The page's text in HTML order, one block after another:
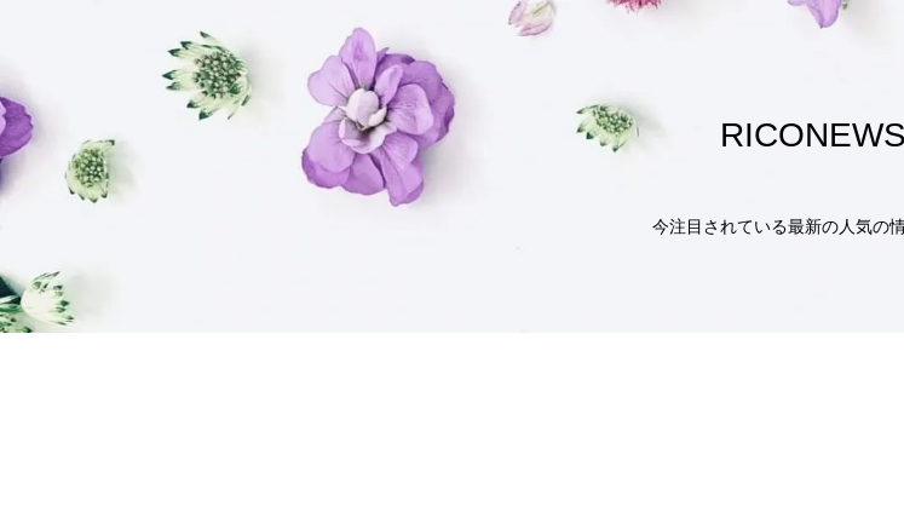
RICONEWS
今注目されている最新の人気の